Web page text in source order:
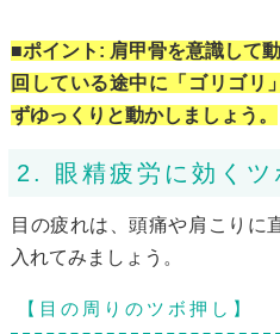
■ポイント: 肩甲骨を意識して
回している途中に「ゴリゴリ
ずゆっくりと動かしましょう。
2. 眼精疲労に効くツ
目の疲れは、頭痛や肩こりに
入れてみましょう。
【目の周りのツボ押し】